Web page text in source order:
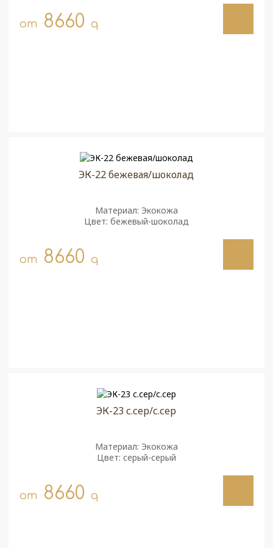
от 8660 q
ЭК-22 бежевая/шоколад
Материал: Экокожа
Цвет: бежевый-шоколад
от 8660 q
ЭК-23 с.сер/с.сер
Материал: Экокожа
Цвет: серый-серый
от 8660 q